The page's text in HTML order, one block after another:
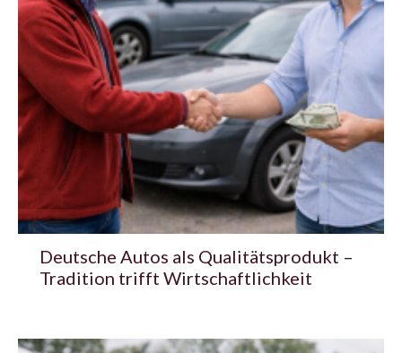
Deutsche Autos als Qualitätsprodukt –
Tradition trifft Wirtschaftlichkeit